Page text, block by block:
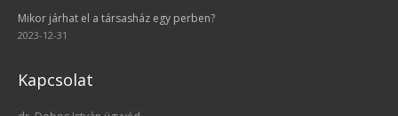
Mikor járhat el a társasház egy perben?
2023-12-31
Kapcsolat